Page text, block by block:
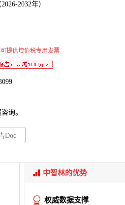
2032年）
可提供增值税专用发票
询。
Doc
中智林的优势
权威数据支撑